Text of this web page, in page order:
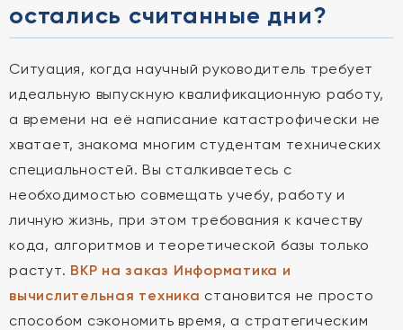
остались считанные дни?
Ситуация, когда научный руководитель требует
идеальную выпускную квалификационную работу,
а времени на её написание катастрофически не
хватает, знакома многим студентам технических
специальностей. Вы сталкиваетесь с
необходимостью совмещать учебу, работу и
личную жизнь, при этом требования к качеству
кода, алгоритмов и теоретической базы только
растут. ВКР на заказ Информатика и
вычислительная техника становится не просто
способом сэкономить время, а стратегическим